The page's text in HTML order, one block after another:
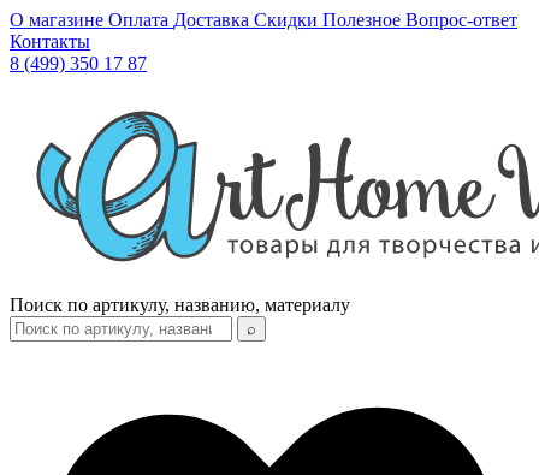
О магазине Оплата Доставка Скидки Полезное Вопрос-ответ
Контакты
8 (499) 350 17 87
Поиск по артикулу, названию, материалу
⌕